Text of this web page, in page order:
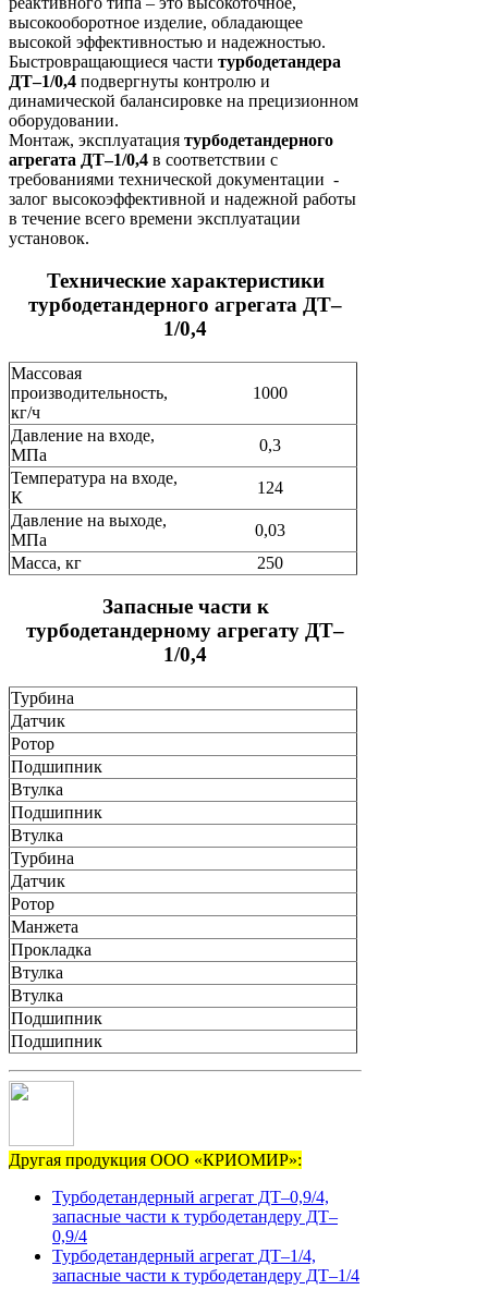
высокооборотное изделие, обладающее
высокой эффективностью и надежностью.
Быстровращающиеся части турбодетандера
ДТ–1/0,4 подвергнуты контролю и
динамической балансировке на прецизионном
оборудовании.
Монтаж, эксплуатация турбодетандерного
агрегата ДТ–1/0,4 в соответствии с
требованиями технической документации -
залог высокоэффективной и надежной работы
в течение всего времени эксплуатации
установок.
Технические характеристики
турбодетандерного агрегата ДТ–
1/0,4
Массовая
производительность,
кг/ч
1000
Давление на входе,
МПа
0,3
Температура на входе,
К
124
Давление на выходе,
МПа
0,03
Масса, кг
250
Запасные части к
турбодетандерному агрегату ДТ–
1/0,4
Турбина
Датчик
Ротор
Подшипник
Втулка
Подшипник
Втулка
Турбина
Датчик
Ротор
Манжета
Прокладка
Втулка
Втулка
Подшипник
Подшипник
Другая продукция ООО «КРИОМИР»:
Турбодетандерный агрегат ДТ–0,9/4,
запасные части к турбодетандеру ДТ–
0,9/4
Турбодетандерный агрегат ДТ–1/4,
запасные части к турбодетандеру ДТ–1/4